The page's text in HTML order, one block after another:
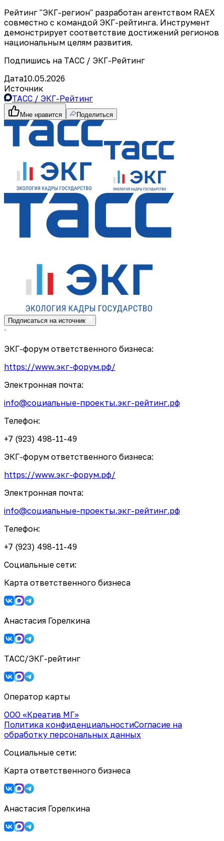
Рейтинг "ЭКГ-регион" разработан агентством RAEX
совместно с командой ЭКГ-рейтинга. Инструмент
демонстрирует соответствие достижений регионов
национальным целям развития.
Подпишись на ТАСС / ЭКГ-Рейтинг
Дата10.05.2026
Источник
ТАСС / ЭКГ-Рейтинг
Мне нравится Поделиться
Подписаться на источник
ЭКГ-форум ответственного бизнеса:
https://www.экг-форум.рф/
Электронная почта:
info@социальные-проекты.экг-рейтинг.рф
Телефон:
+7 (923) 498-11-49
ЭКГ-форум ответственного бизнеса:
https://www.экг-форум.рф/
Электронная почта:
info@социальные-проекты.экг-рейтинг.рф
Телефон:
+7 (923) 498-11-49
Социальные сети:
Карта ответственного бизнеса
Анастасия Горелкина
ТАСС/ЭКГ-рейтинг
Оператор карты
ООО «Креатив МГ»
Политика конфиденциальностиСогласие на
обработку персональных данных
Социальные сети:
Карта ответственного бизнеса
Анастасия Горелкина